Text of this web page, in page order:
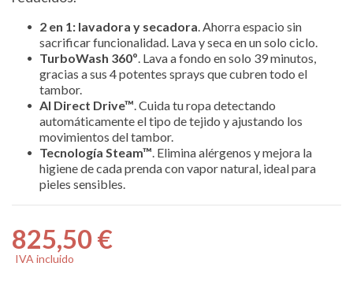
2 en 1: lavadora y secadora . Ahorra espacio sin
sacrificar funcionalidad. Lava y seca en un solo ciclo.
TurboWash 360º . Lava a fondo en solo 39 minutos,
gracias a sus 4 potentes sprays que cubren todo el
tambor.
AI Direct Drive™ . Cuida tu ropa detectando
automáticamente el tipo de tejido y ajustando los
movimientos del tambor.
Tecnología Steam™ . Elimina alérgenos y mejora la
higiene de cada prenda con vapor natural, ideal para
pieles sensibles.
825,50 €
IVA incluido